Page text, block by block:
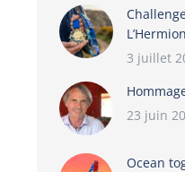
3 juillet
23 juin
Ocean